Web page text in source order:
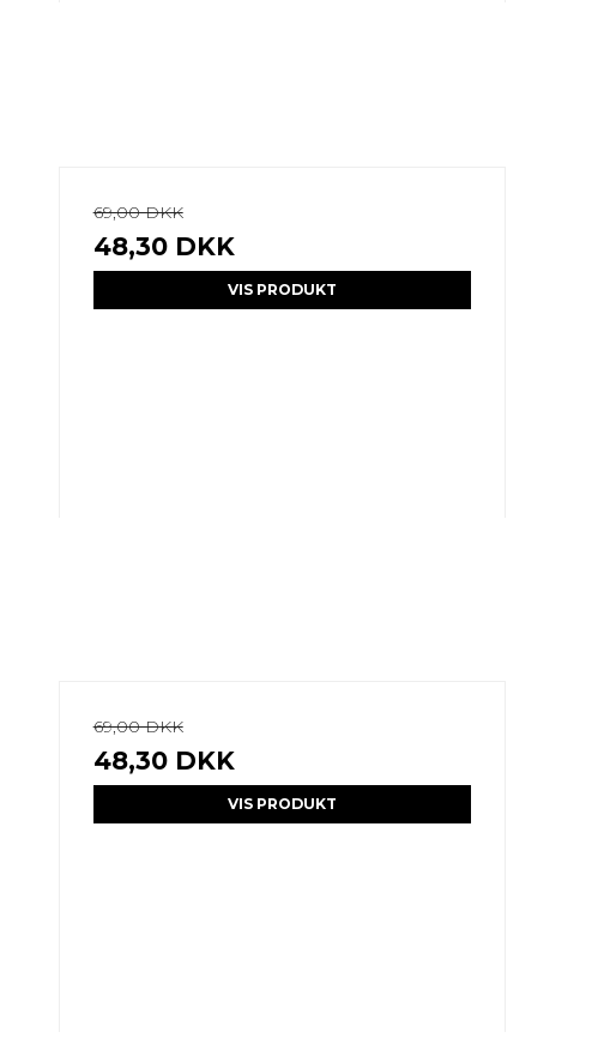
69,00 DKK
48,30 DKK
VIS PRODUKT
69,00 DKK
48,30 DKK
VIS PRODUKT